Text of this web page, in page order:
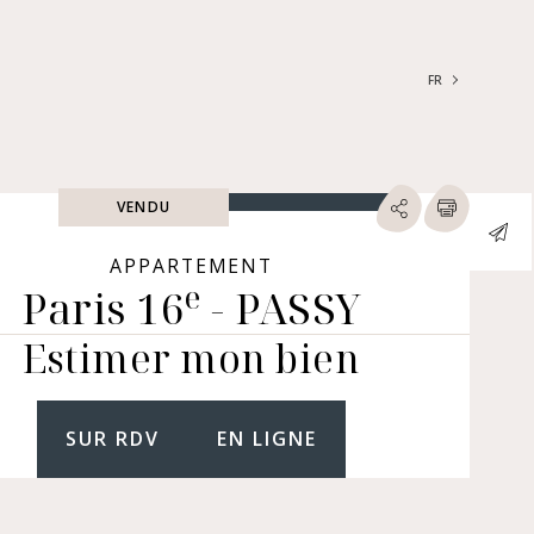
FR
de biens
| LOFTS |
| HÔTELS
| CHÂTEAUX
IMMEUBLES, LOCAUX
RECHERCHER
VENDU
APPARTEMENT
Paris 16e - PASSY
Estimer mon bien
SUR RDV EN LIGNE